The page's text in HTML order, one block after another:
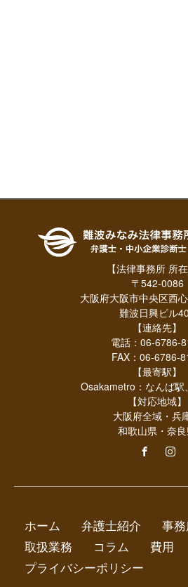
【法律事務所 所在
〒542-0086
大阪府大阪市中央区西
難波日興ビル
【連絡先】
電話：06-6786-
FAX：06-6786-
【最寄駅】
Osakametro：なんば駅
【対応地域】
大阪府全域・兵
和歌山県・奈
ホーム 弁護士紹介
事
取扱業務
コラム 費用
プライバシーポリシー